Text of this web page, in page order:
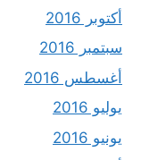
أكتوبر 2016
سبتمبر 2016
أغسطس 2016
يوليو 2016
يونيو 2016